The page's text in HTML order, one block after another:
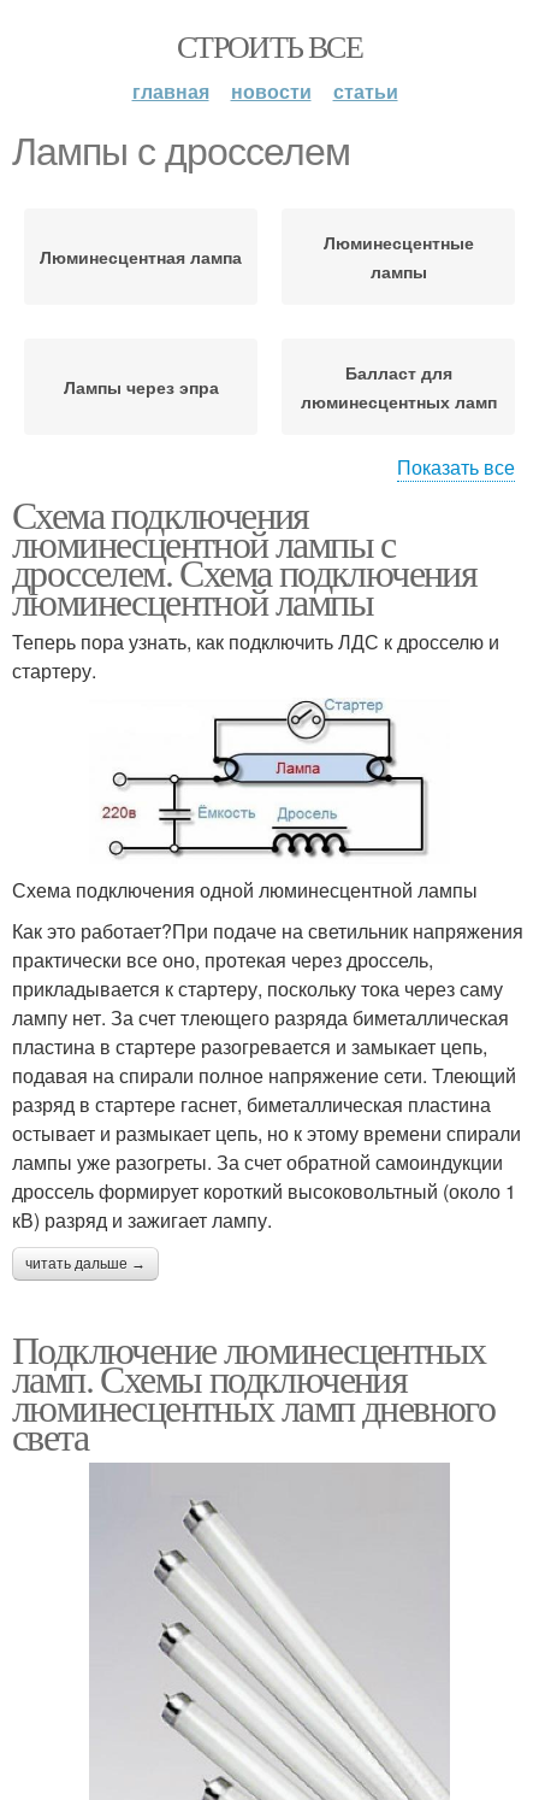
СТРОИТЬ ВСЕ
главная новости статьи
Лампы с дросселем
Люминесцентная лампа
Люминесцентные
лампы
Лампы через эпра
Балласт для
люминесцентных ламп
Лампы без стартера
Показать все
Схема подключения
люминесцентной лампы с
дросселем. Схема подключения
люминесцентной лампы
Теперь пора узнать, как подключить ЛДС к дросселю и
стартеру.
Схема подключения одной люминесцентной лампы
Как это работает?При подаче на светильник напряжения
практически все оно, протекая через дроссель,
прикладывается к стартеру, поскольку тока через саму
лампу нет. За счет тлеющего разряда биметаллическая
пластина в стартере разогревается и замыкает цепь,
подавая на спирали полное напряжение сети. Тлеющий
разряд в стартере гаснет, биметаллическая пластина
остывает и размыкает цепь, но к этому времени спирали
лампы уже разогреты. За счет обратной самоиндукции
дроссель формирует короткий высоковольтный (около 1
кВ) разряд и зажигает лампу.
читать дальше →
Подключение люминесцентных
ламп. Схемы подключения
люминесцентных ламп дневного
света